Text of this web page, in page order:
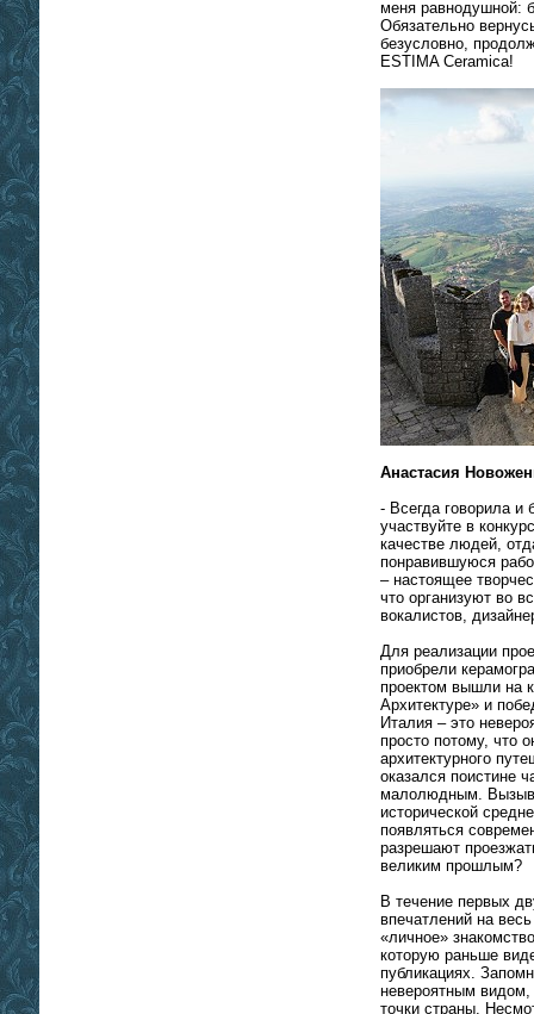
меня равнодушной:
Обязательно
безусловно,
ESTIMA Ceramica!
Анастасия
- Всегда говорила и
участвуйте в
качестве людей,
понравившуюся
– настоящее
что организуют во
вокалистов,
Для реализации
приобрели
проектом вышли на
Архитектуре» и
Италия – это
просто потому, что
архитектурного
оказался поистине
малолюдным.
исторической
появляться
разрешают
великим прошлым?
В течение первых
впечатлений на
«личное»
которую раньше
публикациях.
невероятным
точки страны.